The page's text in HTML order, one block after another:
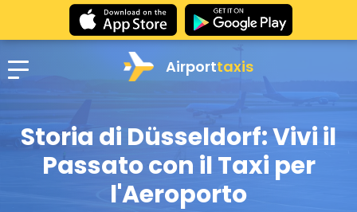
Airporttaxis
Storia di Düsseldorf: Vivi il
Passato con il Taxi per
l'Aeroporto